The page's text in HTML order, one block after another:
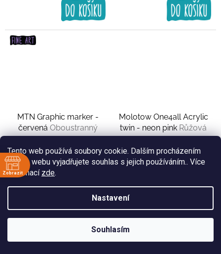
Tento web používá soubory cookie. Dalším procházením
tohoto webu vyjadřujete souhlas s jejich používáním.. Více
informací zde.
Nastavení
Souhlasím
MTN Graphic marker -
červená Oboustranný
79 Kč
Molotow One4all Acrylic
twin - neon pink Růžová
179 Kč
Zobrazit